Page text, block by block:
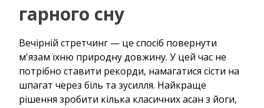
гарного сну
Вечірній стретчинг — це спосіб повернути
м'язам їхню природну довжину. У цей час не
потрібно ставити рекорди, намагатися сісти на
шпагат через біль та зусилля. Найкраще
рішення зробити кілька класичних асан з йоги,